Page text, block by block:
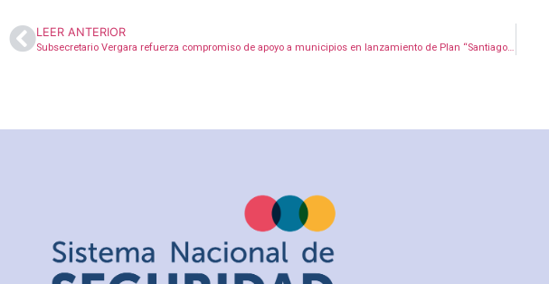
LEER ANTERIOR
Subsecretario Vergara refuerza compromiso de apoyo a municipios en lanzamiento de Plan “Santiago Seguro”